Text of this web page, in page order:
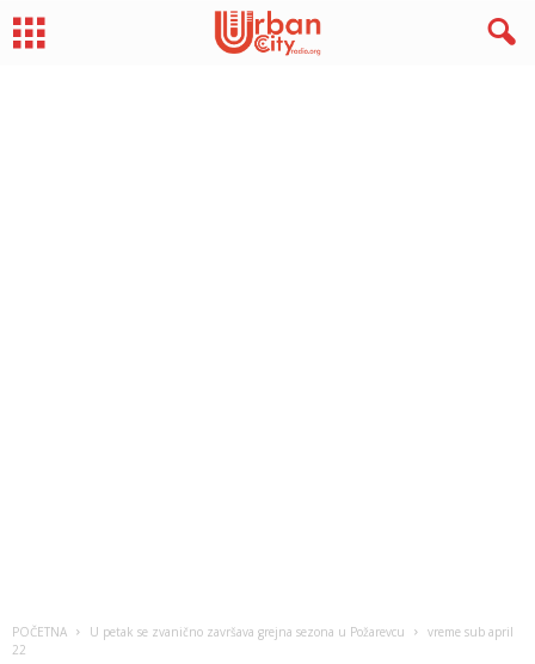
POČETNA U petak se zvanično završava grejna sezona u Požarevcu
vreme sub april
22